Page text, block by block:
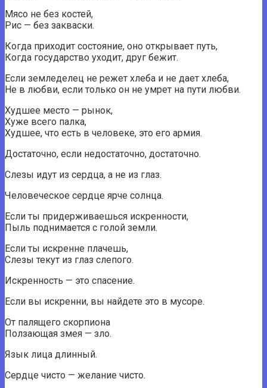
Мясо не без костей,
Рис — без закваски.
Когда приходит состояние, оно открывает путь,
Когда государство уходит, друг бежит.
Если земледелец не режет хлеба и не дает хлеба,
Не в любви, если только он не умрет на пути любви.
Худшее место — рынок,
Хуже всего палка,
Худшее, что есть в человеке, это его армия.
Достаточно, если недостаточно, достаточно.
Слезы идут из сердца, а не из глаз.
Человеческое сердце ярче солнца.
Если ты придерживаешься искренности,
Пыль поднимается с голой земли.
Если ты искренне плачешь,
Слезы текут из глаз слепого.
Искренность — это спасение.
Если вы искренни, вы найдете это в мусоре.
От палящего скорпиона
Ползающая змея — зло.
Язык лица длинный.
Сердце чисто — желание чисто.